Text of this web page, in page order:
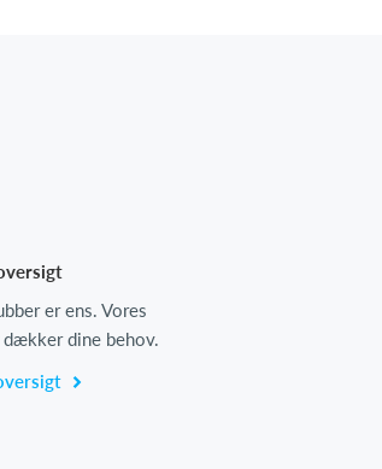
er ens. Vores
dine behov.